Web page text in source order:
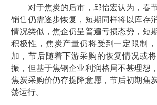
对于焦炭的后市，邱怡宏认为，春
销售仍需逐步恢复，短期同样将以库存
情况类似，焦企仍呈普遍亏损态势，短
积极性，焦炭产量仍将受到一定限制
加，节后随着下游采购的恢复情况或
振，但基于焦钢企业利润格局不甚理想
焦炭采购价仍存提降意愿，节后初期焦
荡运行。